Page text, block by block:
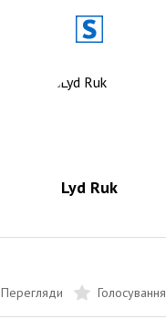
Lyd Ruk
Перегляди Голосування